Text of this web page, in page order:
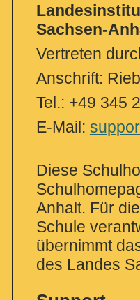
Sachsen-
Vertreten
Anschrift:
Tel.: +49 345
E-Mail:
Diese
Anhalt. Für
Schule
übernimmt
des Landes